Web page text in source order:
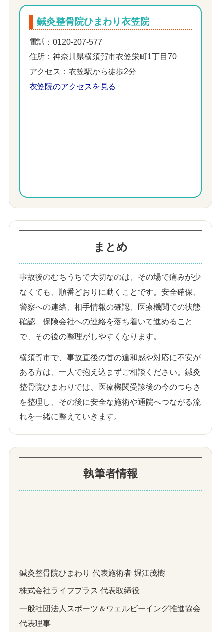
鍼灸整骨院ひまわり衣笠院
電話：0120-207-577
住所：神奈川県横須賀市衣笠栄町1丁目70
アクセス：衣笠駅から徒歩2分
衣笠院のアクセスを見る
まとめ
事故後のむちうちで大切なのは、その場で痛みが少
なくても、順番どおりに動くことです。安全確保、
警察への連絡、相手情報の確認、医療機関での状態
確認、保険会社への連絡を落ち着いて進めること
で、その後の整理がしやすくなります。
横須賀市で、事故直後の首の違和感や対応に不安が
ある方は、一人で抱え込まずご相談ください。鍼灸
整骨院ひまわりでは、医療機関受診後の今のつらさ
を整理し、その後に安全な施術や通院へつながる流
れを一緒に整えていきます。
執筆者情報
鍼灸整骨院ひまわり 代表施術者 堀江茂樹
株式会社ライフプラス 代表取締役
一般社団法人スポーツ＆ウェルビーイング推進協会
代表理事